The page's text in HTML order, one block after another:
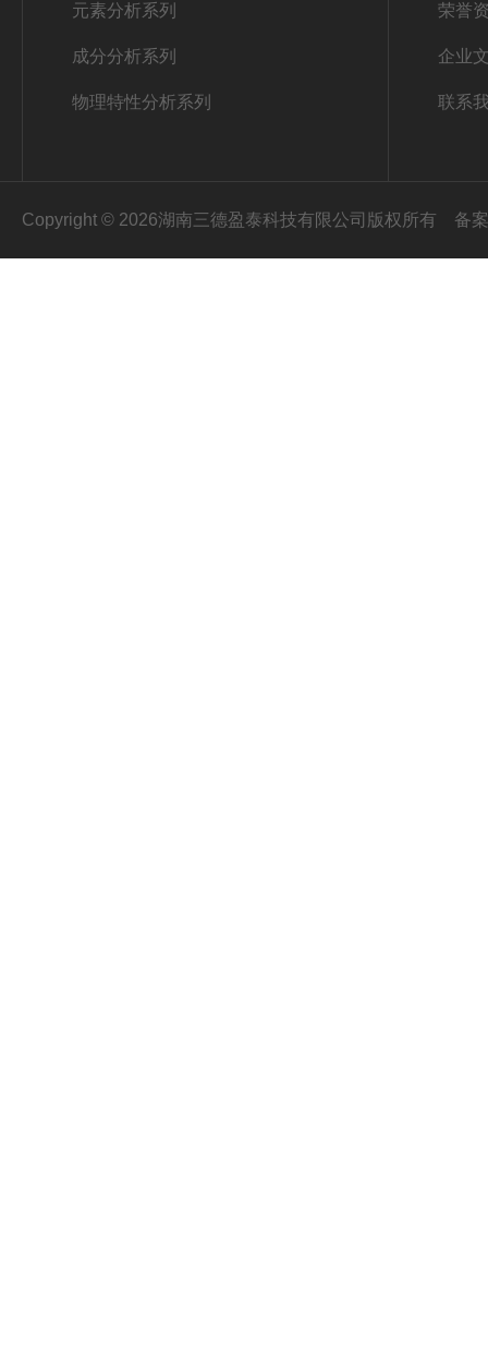
元素分析系列
成分分析系列
物理特性分析系列
荣誉
企业
联系
Copyright © 2026湖南三德盈泰科技有限公司版权所有 备